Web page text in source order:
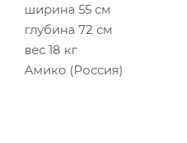
ширина 55 см
глубина 72 см
вес 18 кг
Амико (Россия)